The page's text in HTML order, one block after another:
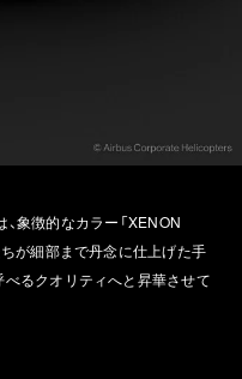
象徴的なカラー「XENON
が細部まで丹念に仕上げた手
るクオリティへと昇華させて